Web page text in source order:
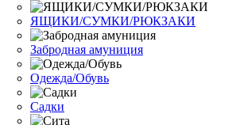
ЯЩИКИ/СУМКИ/РЮКЗАКИ
Забродная амуниция
Одежда/Обувь
Садки